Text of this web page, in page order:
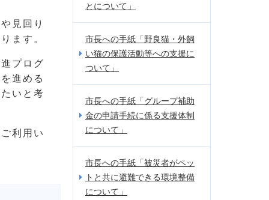
見回り
ます。
プログ
進める
いと考
利用い
とについて」
市長への手紙「野良猫・外飼
い猫の保護活動等への支援に
ついて」
市長への手紙「グループ補助
金の申請手続に係る支援体制
について」
市長への手紙「被災者がペッ
トと共に避難できる環境整備
について」